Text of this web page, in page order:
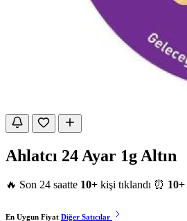
Ahlatcı 24 Ayar 1g Altın
🔥 Son 24 saatte 10+ kişi tıklandı ⏰ 10+
En Uygun Fiyat Diğer Satıcılar